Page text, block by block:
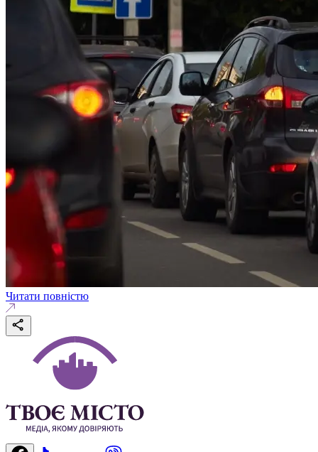
Читати повністю